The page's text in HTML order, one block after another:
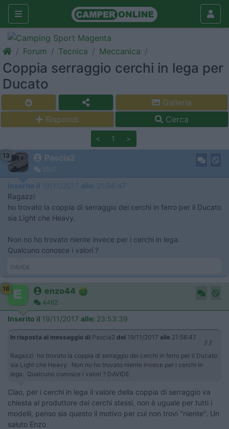
Forum Tecnica Meccanica
Coppia serraggio cerchi in lega per
Ducato
Galleria
Rispondi
Cerca
< 1 >
13 Pascia2
2557
Inserito il 19/11/2017 alle: 21:56:47
Ragazzi
ho trovato la coppia di serraggio dei cerchi in ferro per il Ducato
sia Light che Heavy.
Non no ho trovato niente invece per i cerchi in lega.
Qualcuno conosce i valori ?
DAVIDE
16 enzo44
4462
Inserito il 19/11/2017 alle: 23:53:39
In risposta al messaggio di Pascia2 del 19/11/2017 alle 21:56:47
Ragazzi ho trovato la coppia di serraggio dei cerchi in ferro per il Ducato
sia Light che Heavy. Non no ho trovato niente invece per i cerchi in
lega. Qualcuno conosce i valori ? DAVIDE
Ciao, per i cerchi in lega il valore della coppia di serraggio va
chiesta al produttore dei cerchi stessi, non è uguale per tutti i
modelli, penso sia questo il motivo per cui non trovi "niente". Un
saluto Enzo